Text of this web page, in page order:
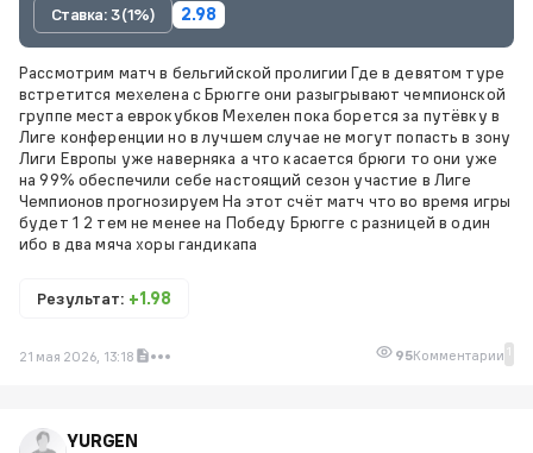
Ставка: 3 (1%)
2.98
Рассмотрим матч в бельгийской пролигии Где в девятом туре
встретится мехелена с Брюгге они разыгрывают чемпионской
группе места еврокубков Мехелен пока борется за путёвку в
Лиге конференции но в лучшем случае не могут попасть в зону
Лиги Европы уже наверняка а что касается брюги то они уже
на 99% обеспечили себе настоящий сезон участие в Лиге
Чемпионов прогнозируем На этот счёт матч что во время игры
будет 1 2 тем не менее на Победу Брюгге с разницей в один
ибо в два мяча хоры гандикапа
Результат: +1.98
21 мая 2026, 13:18 95Комментарии 1
YURGEN